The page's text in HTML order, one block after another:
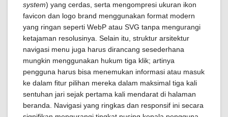
system) yang cerdas, serta mengompresi ukuran ikon
favicon dan logo brand menggunakan format modern
yang ringan seperti WebP atau SVG tanpa mengurangi
ketajaman resolusinya. Selain itu, struktur arsitektur
navigasi menu juga harus dirancang sesederhana
mungkin menggunakan hukum tiga klik; artinya
pengguna harus bisa menemukan informasi atau masuk
ke dalam fitur pilihan mereka dalam maksimal tiga kali
sentuhan jari sejak pertama kali mendarat di halaman
beranda. Navigasi yang ringkas dan responsif ini secara